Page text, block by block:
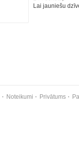
Lai jauniešu
Noteikumi Privātums